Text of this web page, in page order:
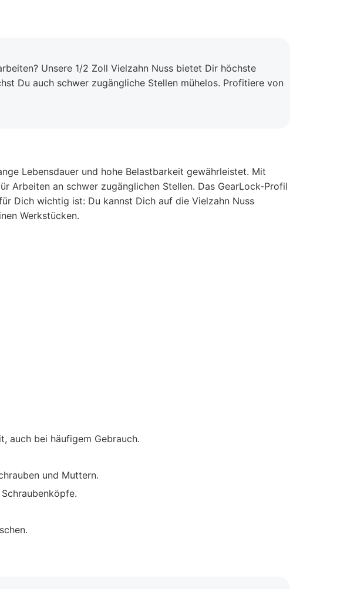
Unsere 1/2 Zoll Vielzahn Nuss bietet Dir höchste
Du auch schwer zugängliche Stellen mühelos. Profitiere von
Lebensdauer und hohe Belastbarkeit gewährleistet. Mit
Arbeiten an schwer zugänglichen Stellen. Das GearLock-Profil
Dich wichtig ist: Du kannst Dich auf die Vielzahn Nuss
Werkstücken.
auch bei häufigem Gebrauch.
und Muttern.